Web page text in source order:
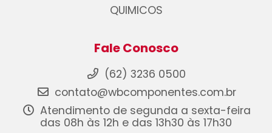
QUIMICOS
Fale Conosco
(62) 3236 0500
contato@wbcomponentes.com.br
Atendimento de segunda a sexta-feira
das 08h às 12h e das 13h30 às 17h30